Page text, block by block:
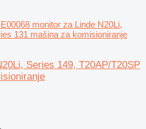
E00068 monitor za Linde N20Li,
131 mašina za komisioniranje
Series 149, T20AP/T20SP